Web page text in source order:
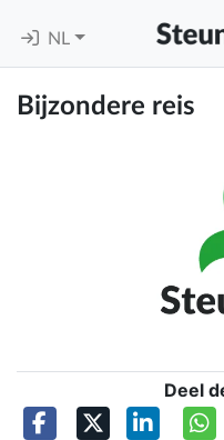
NL
Bijzondere reis
Deel